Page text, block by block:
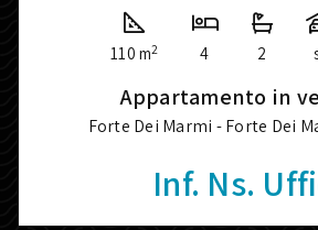
110 m2 4 2
Appartamento in
Forte Dei Marmi - Forte Dei
Inf. Ns.